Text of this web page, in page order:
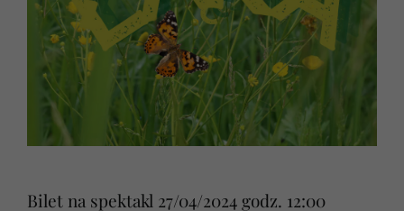
SKLEP VOD
Bilet na spektakl 27/04/2024 godz. 12:00